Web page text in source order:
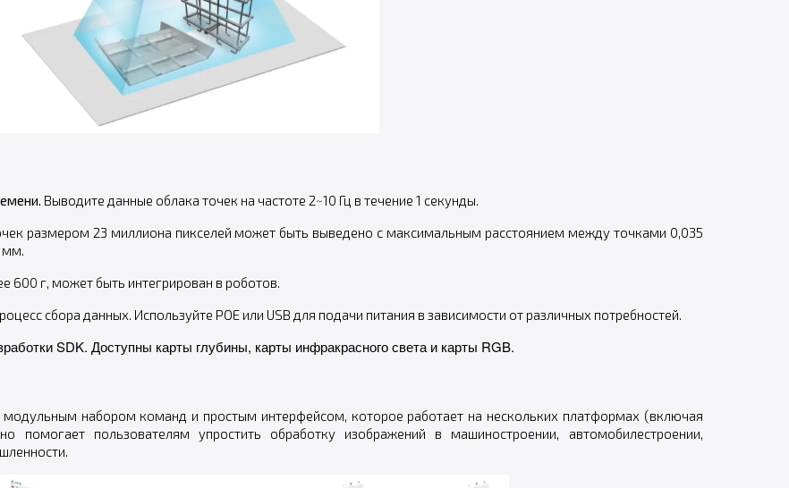
Выводите данные облака точек на частоте 2~10 Гц в течение 1 секунды.
размером 23 миллиона пикселей может быть выведено с максимальным расстоянием между точками 0,035
мм.
600 г, может быть интегрирован в роботов.
сбора данных. Используйте POE или USB для подачи питания в зависимости от различных потребностей.
SDK. Доступны карты глубины, карты инфракрасного света и карты RGB.
набором команд и простым интерфейсом, которое работает на нескольких платформах (включая
пользователям упростить обработку изображений в машиностроении, автомобилестроении,